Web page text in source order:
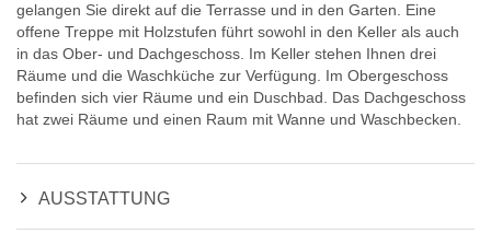
gelangen Sie direkt auf die Terrasse und in den Garten. Eine
offene Treppe mit Holzstufen führt sowohl in den Keller als auch
in das Ober- und Dachgeschoss. Im Keller stehen Ihnen drei
Räume und die Waschküche zur Verfügung. Im Obergeschoss
befinden sich vier Räume und ein Duschbad. Das Dachgeschoss
hat zwei Räume und einen Raum mit Wanne und Waschbecken.
AUSSTATTUNG